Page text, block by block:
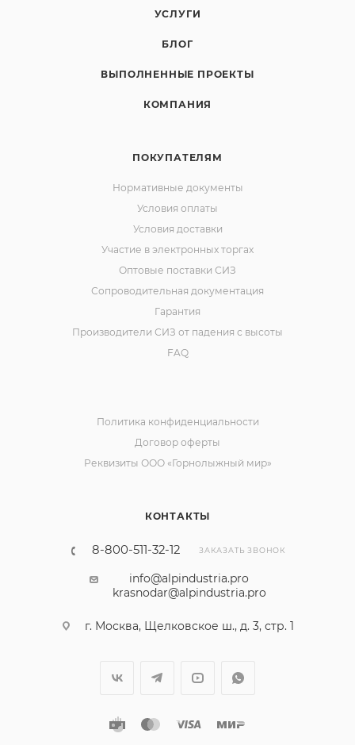
УСЛУГИ
БЛОГ
ВЫПОЛНЕННЫЕ ПРОЕКТЫ
КОМПАНИЯ
ПОКУПАТЕЛЯМ
Нормативные документы
Условия оплаты
Условия доставки
Участие в электронных торгах
Оптовые поставки СИЗ
Сопроводительная документация
Гарантия
Производители СИЗ от падения с высоты
FAQ
КОНТАКТЫ
8-800-511-32-12 ЗАКАЗАТЬ ЗВОНОК
info@alpindustria.pro
krasnodar@alpindustria.pro
г. Москва, Щелковское ш., д. 3, стр. 1
Политика конфиденциальности
Договор оферты
Реквизиты ООО «Горнолыжный мир»